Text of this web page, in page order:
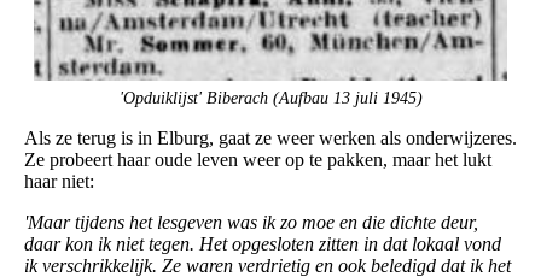
'Opduiklijst' Biberach (Aufbau 13 juli 1945)
Als ze terug is in Elburg, gaat ze weer werken als onderwijzeres.
Ze probeert haar oude leven weer op te pakken, maar het lukt
haar niet:
'Maar tijdens het lesgeven was ik zo moe en die dichte deur,
daar kon ik niet tegen. Het opgesloten zitten in dat lokaal vond
ik verschrikkelijk. Ze waren verdrietig en ook beledigd dat ik het